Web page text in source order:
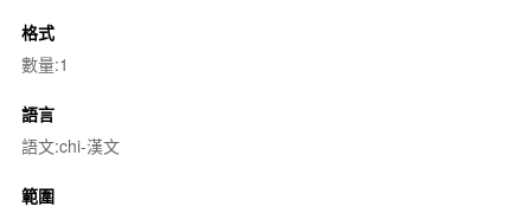
格式
數量:1
語言
語文:chi-漢文
範圍